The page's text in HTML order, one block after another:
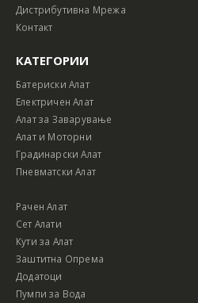
Дистрибутивна Мрежа
Контакт
КАТЕГОРИИ
Батериски Алат
Електричен Алат
Алат за Заварување
Алат и Моторни
Градинарски Алат
Пневматски Алат
Рачен Алат
Сет Алати
Кути за Алат
Заштитна Опрема
Додатоци
Пумпи за Вода